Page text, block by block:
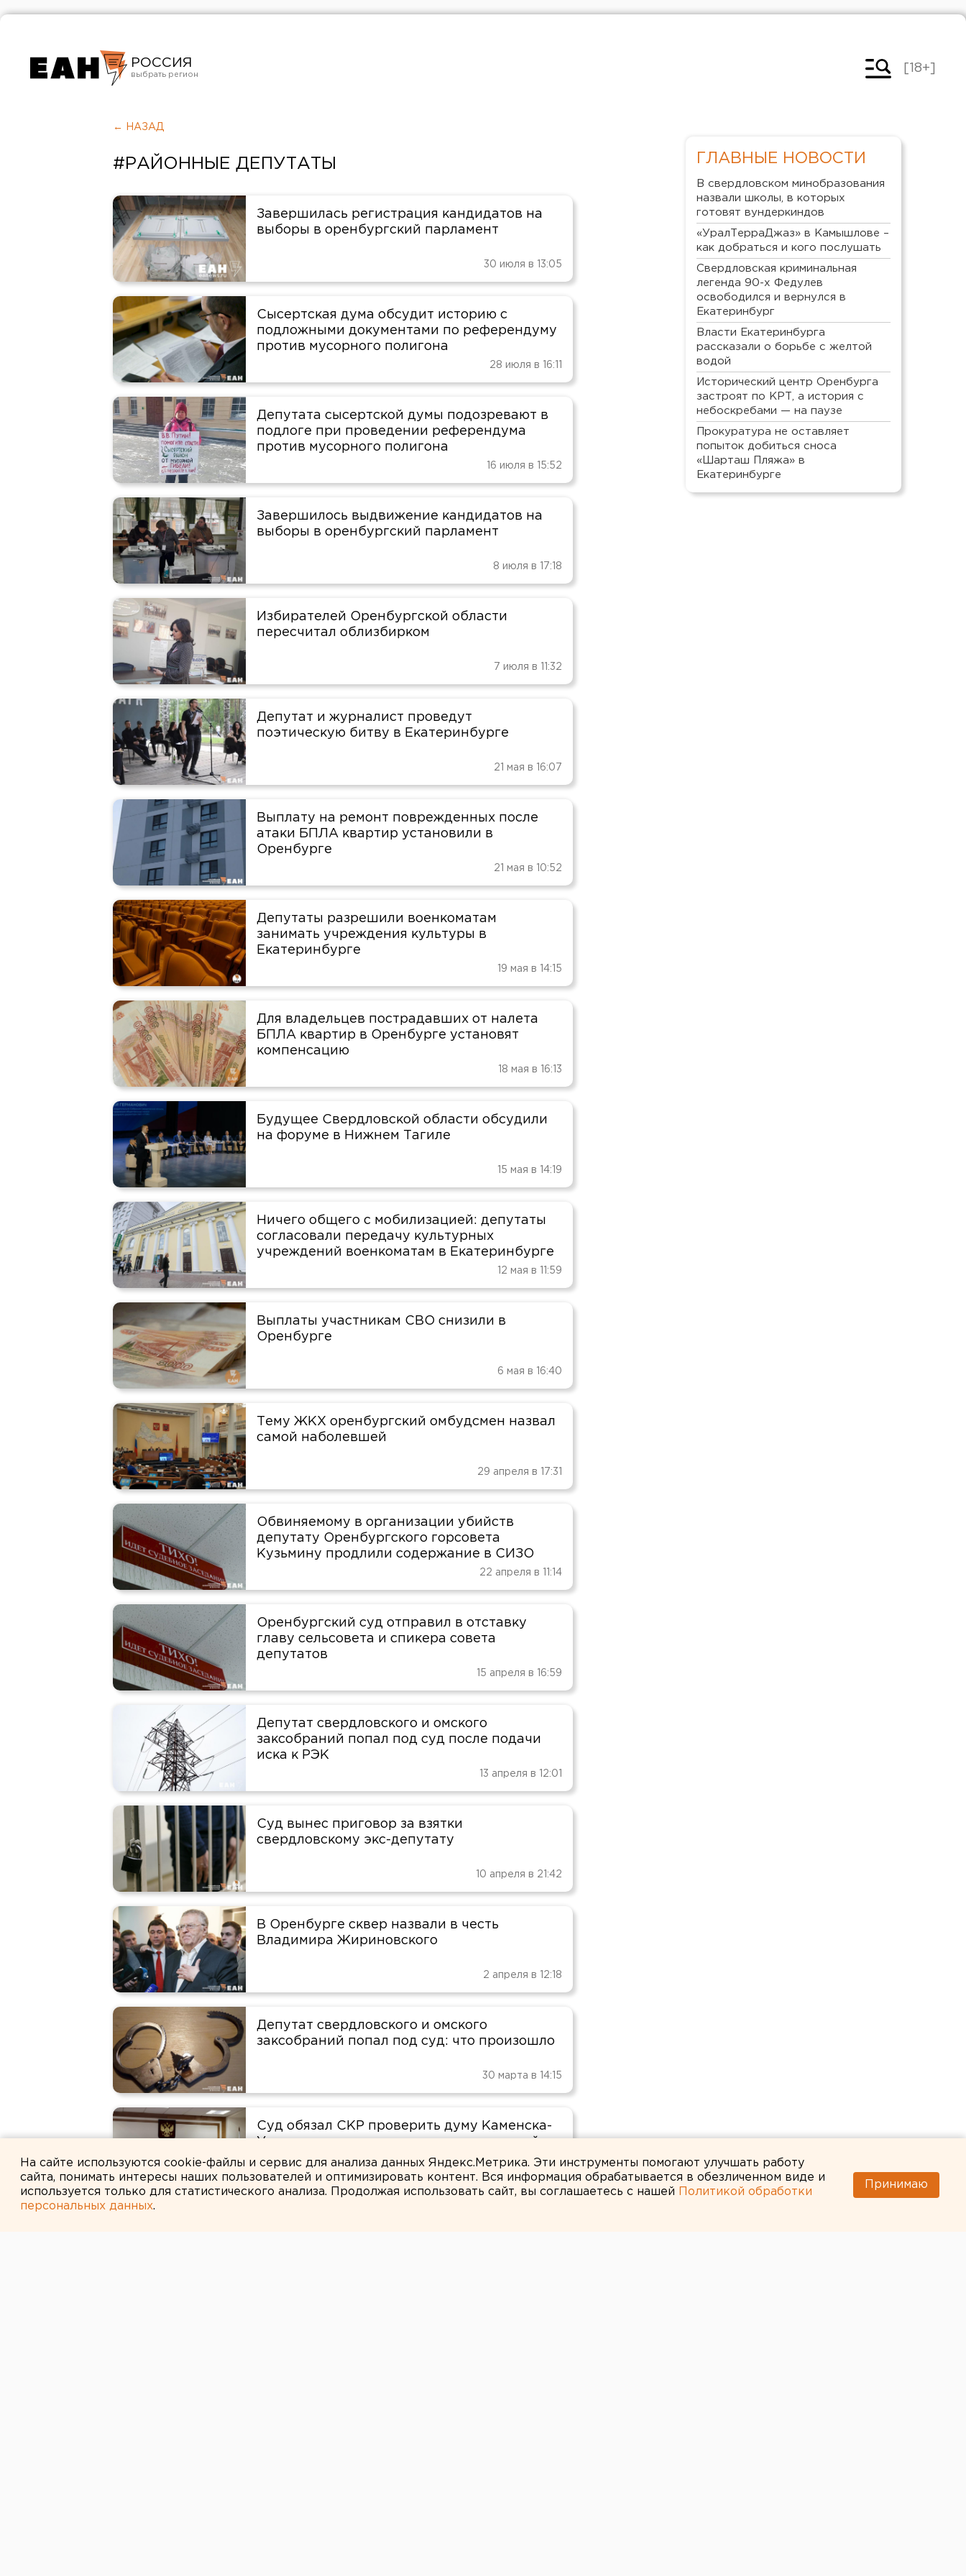
РОССИЯ
Челябинск
Оренбург
[18+]
← НАЗАД
#РАЙОННЫЕ ДЕПУТАТЫ
Завершилась регистрация кандидатов на
выборы в оренбургский парламент
30 июля в 13:05
Сысертская дума обсудит историю с
подложными документами по референдуму
против мусорного полигона
28 июля в 16:11
Депутата сысертской думы подозревают в
подлоге при проведении референдума
против мусорного полигона
16 июля в 15:52
Завершилось выдвижение кандидатов на
выборы в оренбургский парламент
8 июля в 17:18
Избирателей Оренбургской области
пересчитал облизбирком
7 июля в 11:32
Депутат и журналист проведут
поэтическую битву в Екатеринбурге
21 мая в 16:07
Выплату на ремонт поврежденных после
атаки БПЛА квартир установили в
Оренбурге
21 мая в 10:52
Депутаты разрешили военкоматам
занимать учреждения культуры в
Екатеринбурге
19 мая в 14:15
Для владельцев пострадавших от налета
БПЛА квартир в Оренбурге установят
компенсацию
18 мая в 16:13
Будущее Свердловской области обсудили
на форуме в Нижнем Тагиле
15 мая в 14:19
Ничего общего с мобилизацией: депутаты
согласовали передачу культурных
учреждений военкоматам в Екатеринбурге
12 мая в 11:59
Выплаты участникам СВО снизили в
Оренбурге
6 мая в 16:40
Тему ЖКХ оренбургский омбудсмен назвал
самой наболевшей
29 апреля в 17:31
Обвиняемому в организации убийств
депутату Оренбургского горсовета
Кузьмину продлили содержание в СИЗО
22 апреля в 11:14
Оренбургский суд отправил в отставку
главу сельсовета и спикера совета
депутатов
15 апреля в 16:59
Депутат свердловского и омского
заксобраний попал под суд после подачи
иска к РЭК
13 апреля в 12:01
Суд вынес приговор за взятки
свердловскому экс-депутату
10 апреля в 21:42
В Оренбурге сквер назвали в честь
Владимира Жириновского
2 апреля в 12:18
Депутат свердловского и омского
заксобраний попал под суд: что произошло
30 марта в 14:15
Суд обязал СКР проверить думу Каменска-
Уральского из-за сомнительных решений
27 марта в 16:50
ГЛАВНЫЕ НОВОСТИ
В свердловском минобразования
назвали школы, в которых
готовят вундеркиндов
«УралТерраДжаз» в Камышлове –
как добраться и кого послушать
Свердловская криминальная
легенда 90-х Федулев
освободился и вернулся в
Екатеринбург
Власти Екатеринбурга
рассказали о борьбе с желтой
водой
Исторический центр Оренбурга
застроят по КРТ, а история с
небоскребами — на паузе
Прокуратура не оставляет
попыток добиться сноса
«Шарташ Пляжа» в
Екатеринбурге
На сайте используются cookie-файлы и сервис для анализа данных Яндекс.Метрика. Эти инструменты помогают улучшать работу
сайта, понимать интересы наших пользователей и оптимизировать контент. Вся информация обрабатывается в обезличенном виде и
используется только для статистического анализа. Продолжая использовать сайт, вы соглашаетесь с нашей
Политикой обработки
персональных данных.
Принимаю